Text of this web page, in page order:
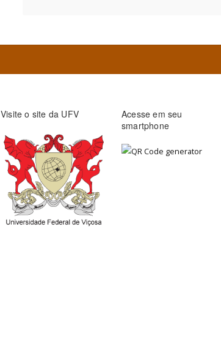
Visite o site da UFV
Acesse em seu
smartphone